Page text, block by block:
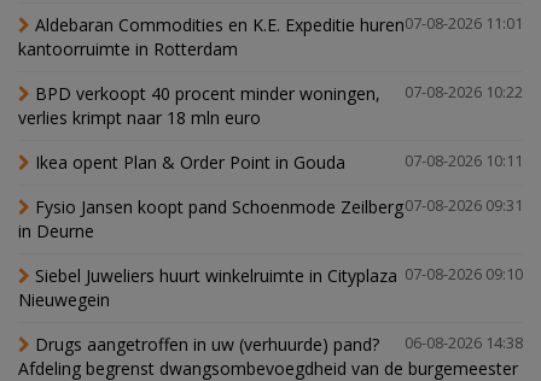
07-08-2026 11:01
Aldebaran Commodities en K.E. Expeditie huren
kantoorruimte in Rotterdam
07-08-2026 10:22
BPD verkoopt 40 procent minder woningen,
verlies krimpt naar 18 mln euro
07-08-2026 10:11
Ikea opent Plan & Order Point in Gouda
07-08-2026 09:31
Fysio Jansen koopt pand Schoenmode Zeilberg
in Deurne
07-08-2026 09:10
Siebel Juweliers huurt winkelruimte in Cityplaza
Nieuwegein
06-08-2026 14:38
Drugs aangetroffen in uw (verhuurde) pand?
Afdeling begrenst dwangsombevoegdheid van de burgemeester